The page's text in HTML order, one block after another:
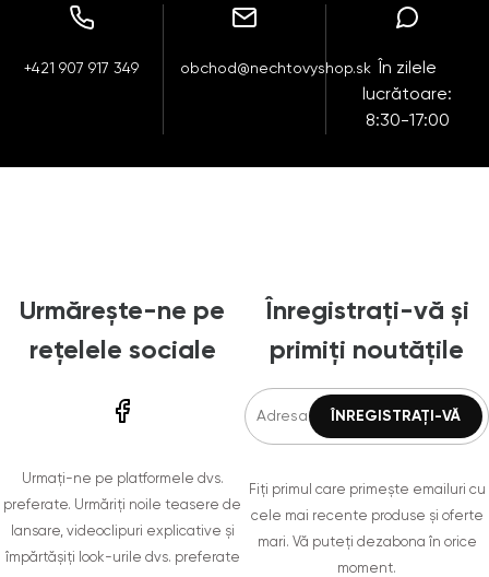
+421 907 917 349 obchod@nechtovyshop.sk
În zilele
lucrătoare:
8:30-17:00
Urmărește-ne pe
rețelele sociale
Urmați-ne pe platformele dvs.
preferate. Urmăriți noile teasere de
lansare, videoclipuri explicative și
împărtășiți look-urile dvs. preferate
Înregistrați-vă și
primiți noutățile
Fiți primul care primește emailuri cu
cele mai recente produse și oferte
mari. Vă puteți dezabona în orice
moment.